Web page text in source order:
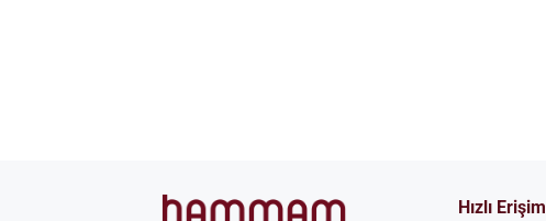
Hızlı Erişim